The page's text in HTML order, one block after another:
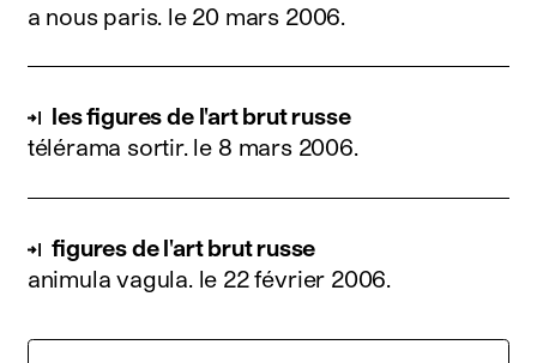
a nous paris. le 20 mars 2006
les figures de l'art brut russe
télérama sortir. le 8 mars 2006.
figures de l'art brut russe
animula vagula. le 22 février 2006.